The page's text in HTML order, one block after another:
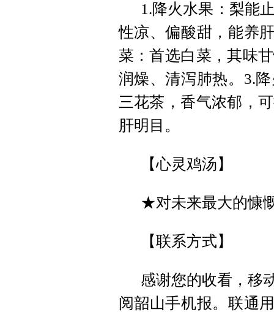
1.降火水果：梨能
性凉、偏酸甜，能养
菜：首选白菜，其味
润燥、清泻肺热。3.
三花茶，香气浓郁，
肝明目。
【心灵鸡汤】
★对未来最大的慷
【联系方式】
感谢您的收看，移
阅韶山手机报。联通